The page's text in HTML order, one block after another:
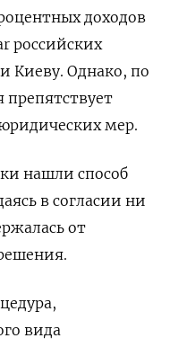
доходов
российских
Киеву. Однако, по
мер.
нашли способ
в согласии ни
от
вида